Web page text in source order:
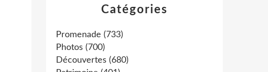
Catégories
Promenade (733)
Photos (700)
Découvertes (680)